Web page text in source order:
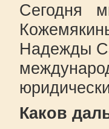
Сегодня
Надежды
Каков